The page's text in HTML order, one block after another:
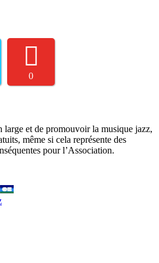
0
large et de promouvoir la musique jazz,
même si cela représente des
pour l’Association.